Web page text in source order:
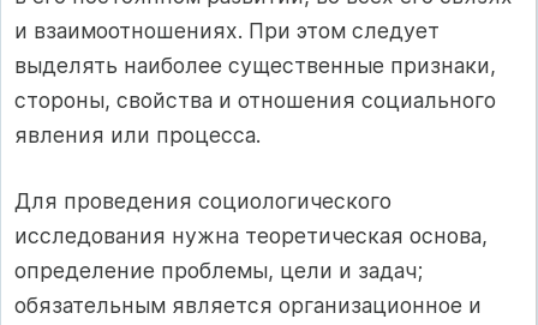
и взаимоотношениях. При этом следует
выделять наиболее существенные признаки,
стороны, свойства и отношения социального
явления или процесса.
Для проведения социологического
исследования нужна теоретическая основа,
определение проблемы, цели и задач;
обязательным является организационное и